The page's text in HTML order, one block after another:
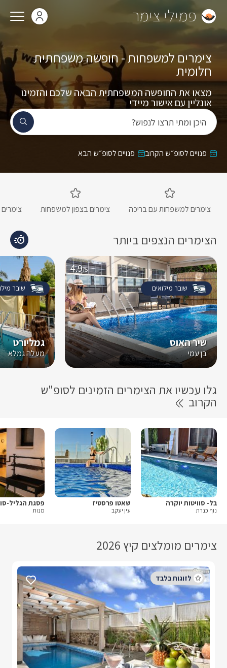
פמילי צימר
היכן ומתי תרצו לנפוש?
צימרים למשפחות - חופשה משפחתית
חלומית
מצאו את החופשה המשפחתית הבאה שלכם והזמינו
אונליין עם אישור מיידי
פנויים לסופ״ש הקרוב פנויים לסופ״ש הבא
צימרים למשפחות עם בריכה צימרים בצפון למשפחות
הצימרים הנצפים ביותר
שיר האוס
בן עמי
4.9/5
שובר מילואים
גמליורט
מעלה גמלא
שובר
גלו עכשיו את הצימרים הזמינים לסופ"ש
הקרוב
בל- סוויטות יוקרה
נוף כנרת
שאטו פרסטיז
עין יעקב מנות
צימרים מומלצים קיץ 2026